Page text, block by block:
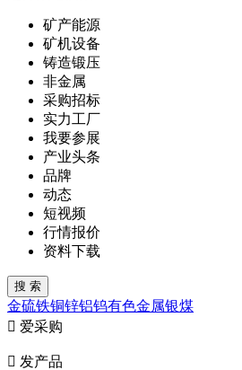
矿产能源
矿机设备
铸造锻压
非金属
采购招标
实力工厂
我要参展
产业头条
品牌
动态
短视频
行情报价
资料下载
金硫铁铜锌铝钨有色金属银煤
 爱采购
 发产品